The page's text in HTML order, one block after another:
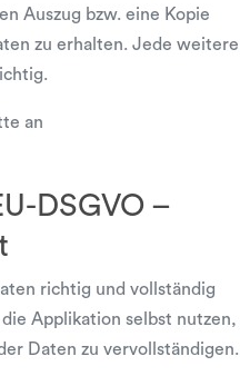
Auszug bzw. eine Kopie
zu erhalten. Jede weitere
an
–
richtig und vollständig
Applikation selbst nutzen,
Daten zu vervollständigen.